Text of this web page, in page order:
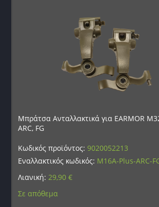
Μπράτσα Ανταλλακτικά για EARMOR
ARC, FG
Κωδικός προϊόντος:9020052213
Εναλλακτικός κωδικός: M16A-Plus-ARC-
Λιανική: 29,90€
Σε απόθεμα